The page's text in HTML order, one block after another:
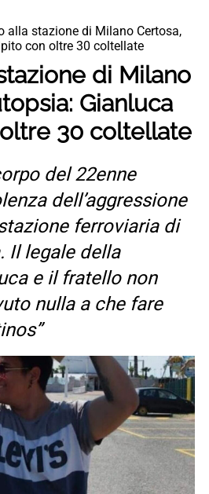
alla stazione di Milano Certosa,
con oltre 30 coltellate
di Milano
Gianluca
30 coltellate
del 22enne
dell’aggressione
ferroviaria di
Il legale della
e il fratello non
nulla a che fare